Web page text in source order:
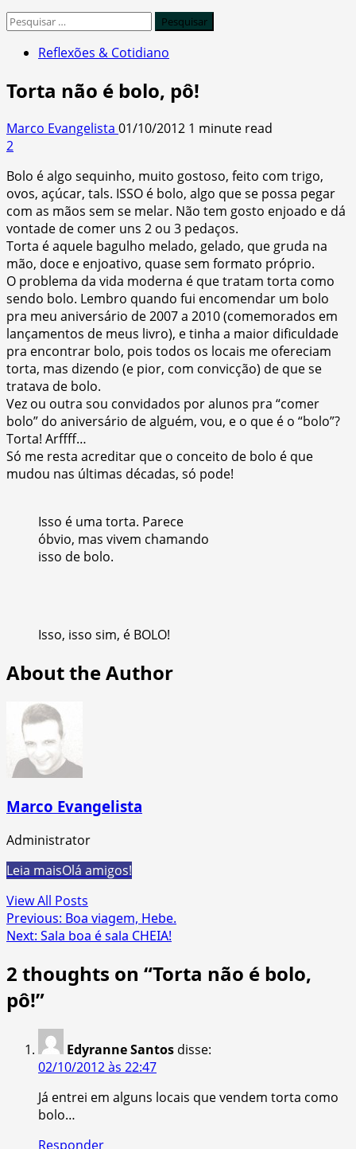
Pesquisar
Reflexões & Cotidiano
Torta não é bolo, pô!
Marco Evangelista 01/10/2012 1 minute read
2
Bolo é algo sequinho, muito gostoso, feito com trigo,
ovos, açúcar, tals. ISSO é bolo, algo que se possa pegar
com as mãos sem se melar. Não tem gosto enjoado e dá
vontade de comer uns 2 ou 3 pedaços.
Torta é aquele bagulho melado, gelado, que gruda na
mão, doce e enjoativo, quase sem formato próprio.
O problema da vida moderna é que tratam torta como
sendo bolo. Lembro quando fui encomendar um bolo
pra meu aniversário de 2007 a 2010 (comemorados em
lançamentos de meus livro), e tinha a maior dificuldade
pra encontrar bolo, pois todos os locais me ofereciam
torta, mas dizendo (e pior, com convicção) de que se
tratava de bolo.
Vez ou outra sou convidados por alunos pra “comer
bolo” do aniversário de alguém, vou, e o que é o “bolo”?
Torta! Arffff…
Só me resta acreditar que o conceito de bolo é que
mudou nas últimas décadas, só pode!
Isso é uma torta. Parece
óbvio, mas vivem chamando
isso de bolo.
Isso, isso sim, é BOLO!
About the Author
Marco Evangelista
Administrator
Leia maisOlá amigos!
View All Posts
Post
navigation
Previous: Boa viagem, Hebe.
Next: Sala boa é sala CHEIA!
2 thoughts on “Torta não é bolo,
pô!”
Edyranne Santos disse:
02/10/2012 às 22:47
Já entrei em alguns locais que vendem torta como
bolo…
Responder